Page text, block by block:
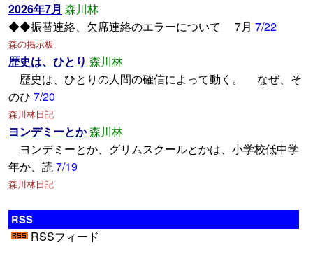
2026年7月 森川林
◆◆振替連絡、欠席連絡のエラーについて 7月 7/22
森の掲示板
歴史は、ひとり 森川林
歴史は、ひとりの人間の確信によって動く。 なぜ、そ
のひ 7/20
森川林日記
ヨンデミーとか森川林
ヨンデミーとか、グリムスクールとかは、小学校低中学
年か、読7/19
森川林日記
RSS
RSSフィード